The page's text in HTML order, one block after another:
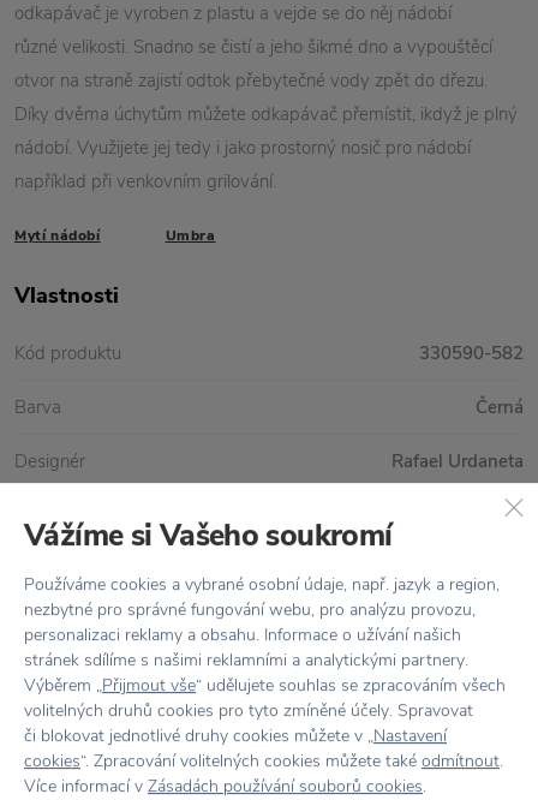
Vše skladem,odesíláme ihned
Doprava zdarma nad 2 000 Kč
Vrácení zboží do 30 dnů
odkapávač je vyroben z plastu a vejde se do něj nádobí
různé velikosti. Snadno se čistí a jeho šikmé dno a vypouštěcí
otvor na straně zajistí odtok přebytečné vody zpět do dřezu.
Díky dvěma úchytům můžete odkapávač přemístit, ikdyž je plný
nádobí. Využijete jej tedy i jako prostorný nosič pro nádobí
například při venkovním grilování.
Mytí nádobí Umbra
Vlastnosti
Kód produktu 330590-582
Barva Černá
Designér Rafael Urdaneta
Materiál Plast
Vážíme si Vašeho soukromí
Používáme cookies a vybrané osobní údaje, např. jazyk a region,
nezbytné pro správné fungování webu, pro analýzu provozu,
personalizaci reklamy a obsahu. Informace o užívání našich
stránek sdílíme s našimi reklamními a analytickými partnery.
Výběrem „Přijmout vše“ udělujete souhlas se zpracováním všech
volitelných druhů cookies pro tyto zmíněné účely. Spravovat
či blokovat jednotlivé druhy cookies můžete v „Nastavení
cookies“. Zpracování volitelných cookies můžete také odmítnout.
Více informací v Zásadách používání souborů cookies.